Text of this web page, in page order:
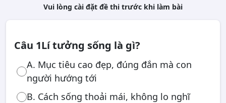
Vui lòng cài đặt đề thi trước khi làm bài
Câu 1Lí tưởng sống là gì?
A. Mục tiêu cao đẹp, đúng đắn mà con
người hướng tới
B. Cách sống thoải mái, không lo nghĩ